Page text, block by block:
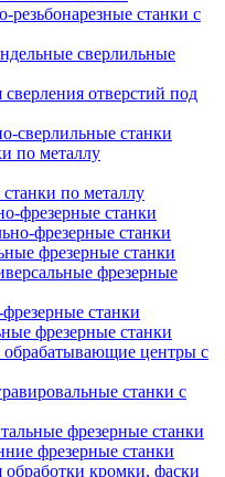
резьбонарезные станки с
сверлильные
отверстий под
сверлильные станки
по металлу
по металлу
фрезерные станки
фрезерные станки
фрезерные станки
фрезерные
станки
фрезерные станки
центры с
станки с
фрезерные станки
фрезерные станки
обработки кромки, фаски